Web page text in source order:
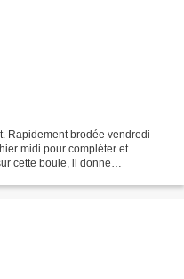
Rapidement brodée vendredi
midi pour compléter et
cette boule, il donne